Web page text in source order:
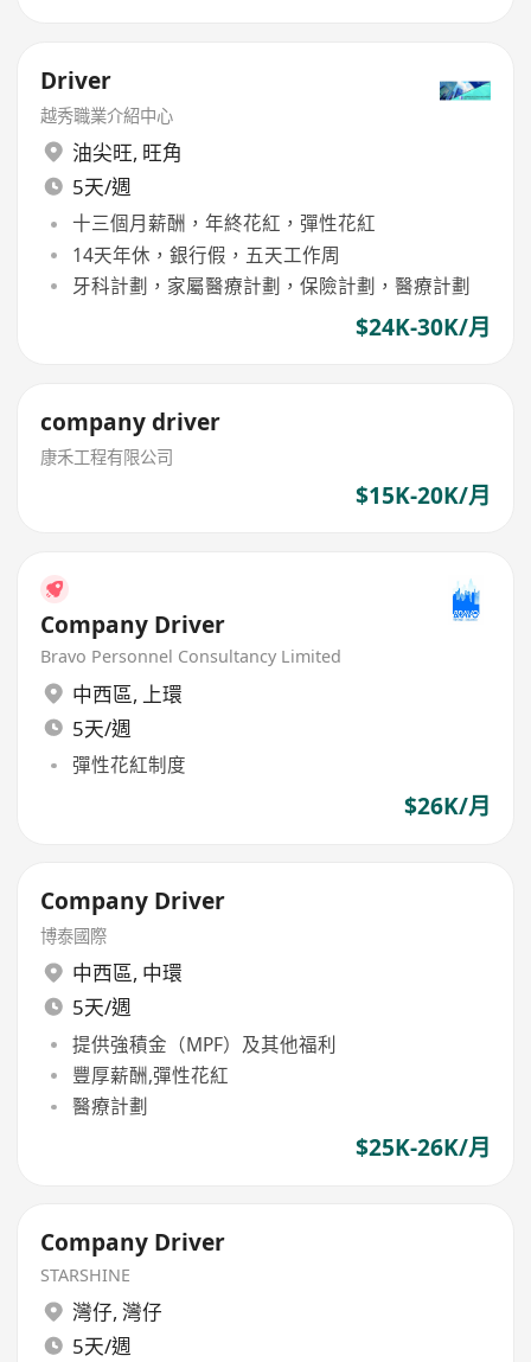
Driver
越秀職業介紹中心
油尖旺, 旺角
5天/週
十三個月薪酬，年終花紅，彈性花紅
14天年休，銀行假，五天工作周
牙科計劃，家屬醫療計劃，保險計劃，醫療計劃
$24K-30K/月
company driver
康禾工程有限公司
$15K-20K/月
Company Driver
Bravo Personnel Consultancy Limited
中西區, 上環
5天/週
彈性花紅制度
$26K/月
Company Driver
博泰國際
中西區, 中環
5天/週
提供強積金（MPF）及其他福利
豐厚薪酬,彈性花紅
醫療計劃
$25K-26K/月
Company Driver
STARSHINE
灣仔, 灣仔
5天/週